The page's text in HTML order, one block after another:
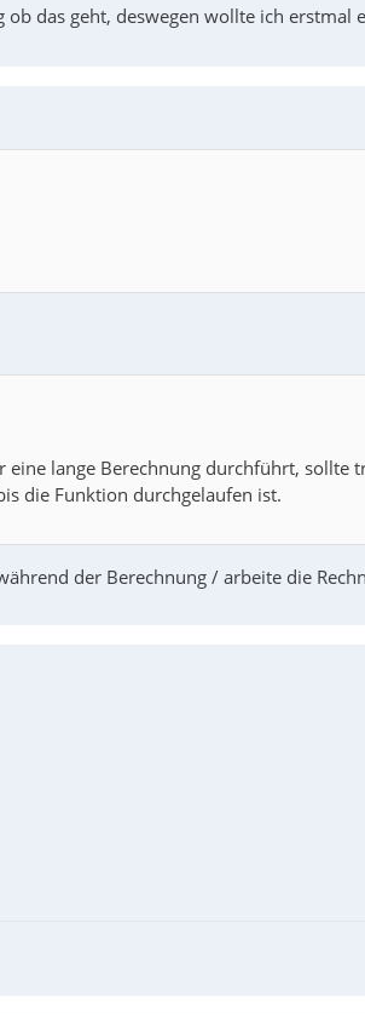
das geht, deswegen wollte ich erstmal
lange Berechnung durchführt, sollte
die Funktion durchgelaufen ist.
der Berechnung / arbeite die